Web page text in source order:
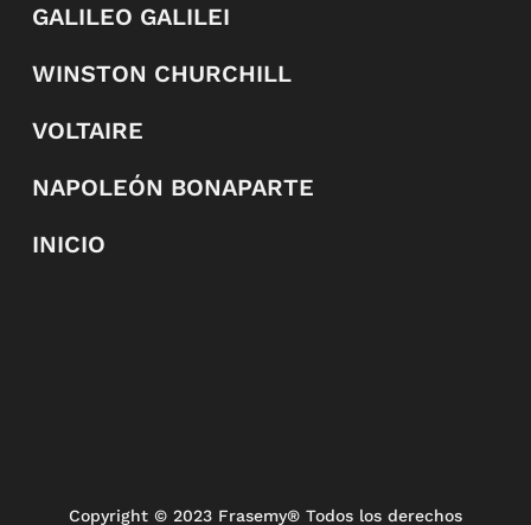
GALILEO GALILEI
WINSTON CHURCHILL
VOLTAIRE
NAPOLEÓN BONAPARTE
INICIO
Copyright © 2023 Frasemy® Todos los derechos